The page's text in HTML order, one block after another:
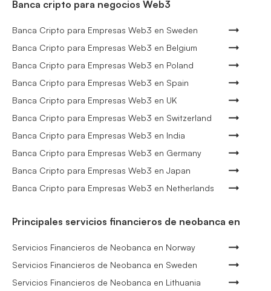
Banca cripto para negocios Web3
Banca Cripto para Empresas Web3 en Sweden
Banca Cripto para Empresas Web3 en Belgium
Banca Cripto para Empresas Web3 en Poland
Banca Cripto para Empresas Web3 en Spain
Banca Cripto para Empresas Web3 en UK
Banca Cripto para Empresas Web3 en Switzerland
Banca Cripto para Empresas Web3 en India
Banca Cripto para Empresas Web3 en Germany
Banca Cripto para Empresas Web3 en Japan
Banca Cripto para Empresas Web3 en Netherlands
Principales servicios financieros de neobanca en
Servicios Financieros de Neobanca en Norway
Servicios Financieros de Neobanca en Sweden
Servicios Financieros de Neobanca en Lithuania